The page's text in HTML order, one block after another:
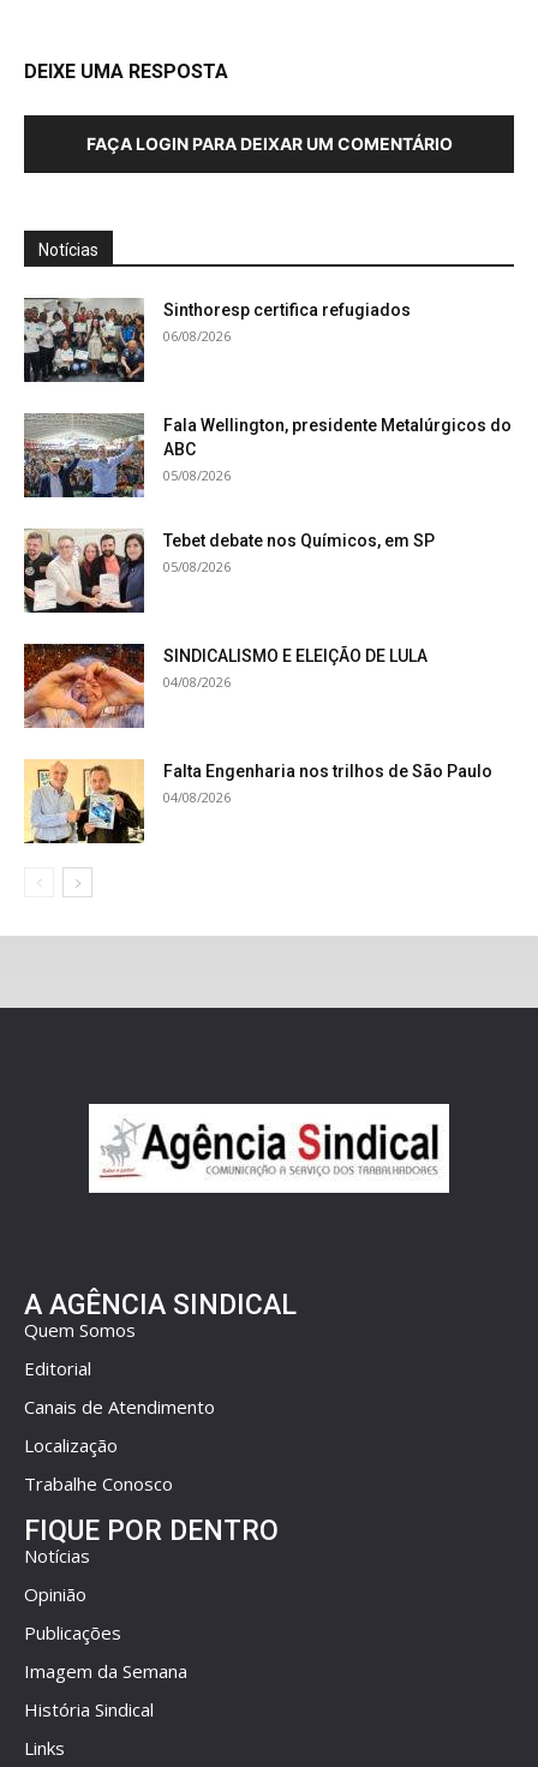
DEIXE UMA RESPOSTA
FAÇA LOGIN PARA DEIXAR UM COMENTÁRIO
Notícias
Sinthoresp certifica refugiados
06/08/2026
Fala Wellington, presidente Metalúrgicos do
ABC
05/08/2026
Tebet debate nos Químicos, em SP
05/08/2026
SINDICALISMO E ELEIÇÃO DE LULA
04/08/2026
Falta Engenharia nos trilhos de São Paulo
04/08/2026
A AGÊNCIA SINDICAL
Quem Somos
Editorial
Canais de Atendimento
Localização
Trabalhe Conosco
FIQUE POR DENTRO
Notícias
Opinião
Publicações
Imagem da Semana
História Sindical
Links